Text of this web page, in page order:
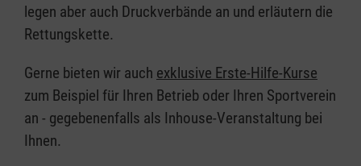
legen aber auch Druckverbände an und erläutern die
Rettungskette.
Gerne bieten wir auch exklusive Erste-Hilfe-Kurse
zum Beispiel für Ihren Betrieb oder Ihren Sportverein
an - gegebenenfalls als Inhouse-Veranstaltung bei
Ihnen.